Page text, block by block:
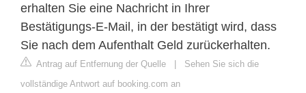
erhalten Sie eine Nachricht in Ihrer
Bestätigungs-E-Mail, in der bestätigt wird, dass
Sie nach dem Aufenthalt Geld zurückerhalten.
Antrag auf Entfernung der Quelle | Sehen Sie sich die
vollständige Antwort auf booking.com an